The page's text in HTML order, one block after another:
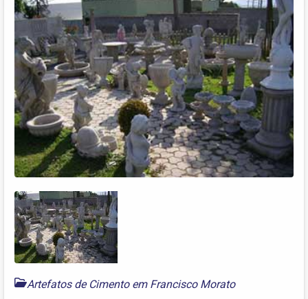
Artefatos de Cimento em Francisco Morato